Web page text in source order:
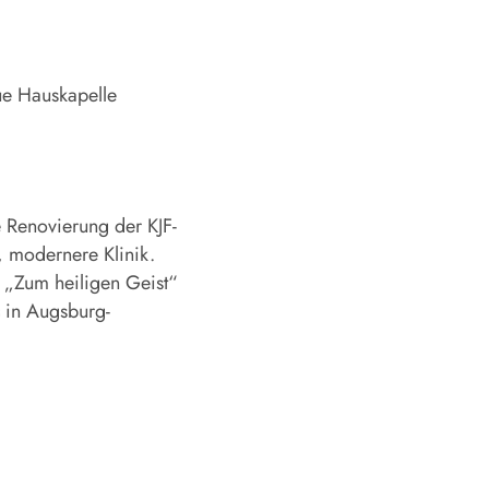
Hauskapelle
der KJF-
modernere Klinik.
heiligen Geist“
Augsburg-